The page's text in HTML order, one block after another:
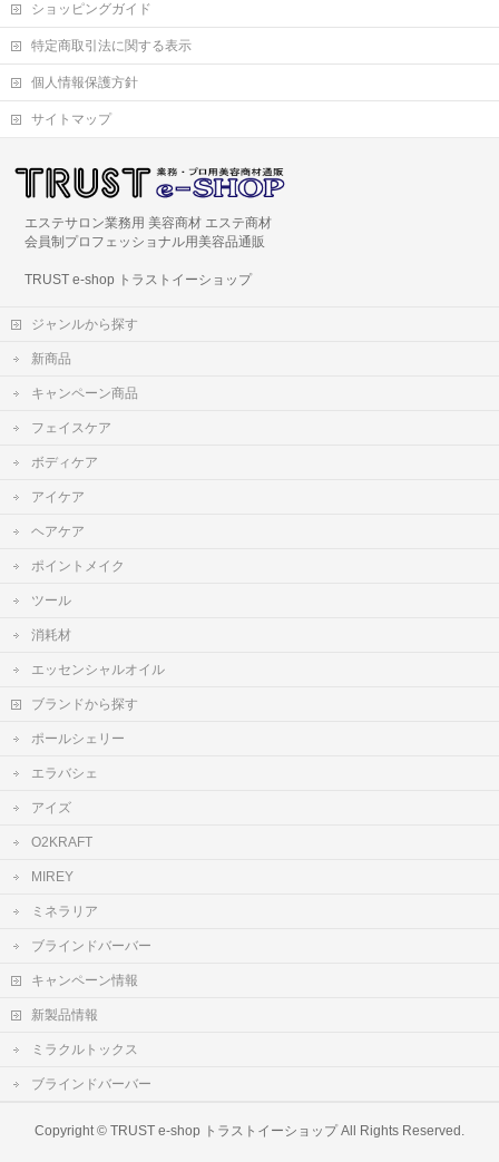
ショッピングガイド
特定商取引法に関する表示
個人情報保護方針
サイトマップ
エステサロン業務用 美容商材 エステ商材
会員制プロフェッショナル用美容品通販
TRUST e-shop トラストイーショップ
ジャンルから探す
新商品
キャンペーン商品
フェイスケア
ボディケア
アイケア
ヘアケア
ポイントメイク
ツール
消耗材
エッセンシャルオイル
ブランドから探す
ポールシェリー
エラバシェ
アイズ
O2KRAFT
MIREY
ミネラリア
ブラインドバーバー
キャンペーン情報
新製品情報
ミラクルトックス
ブラインドバーバー
Copyright © TRUST e-shop トラストイーショップAll Rights Reserved.